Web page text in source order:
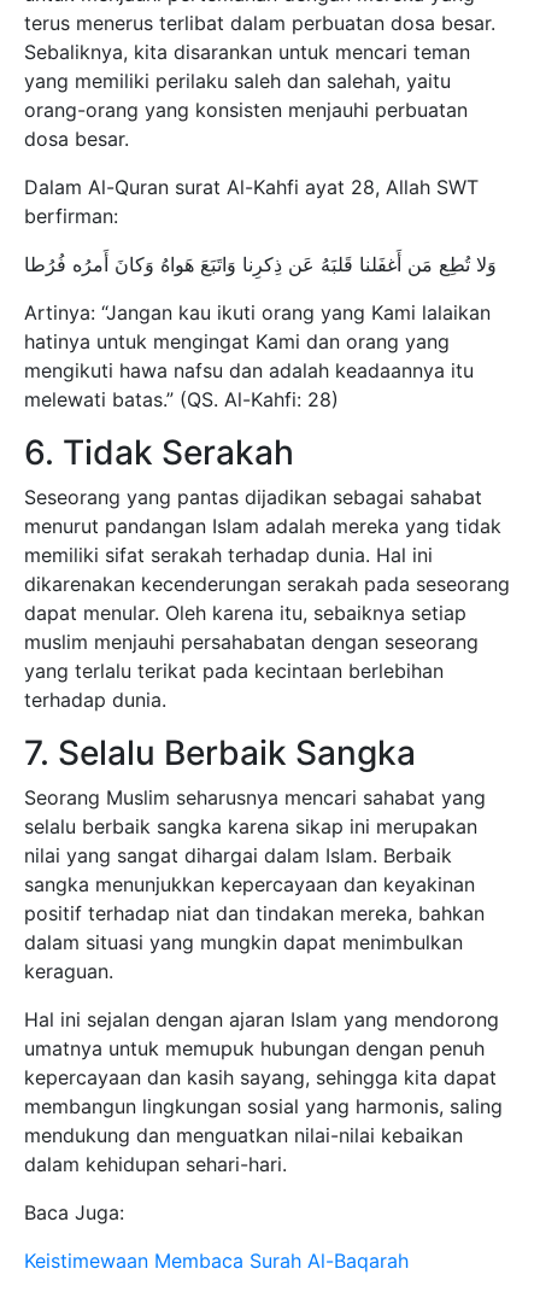
terus menerus terlibat dalam perbuatan dosa besar.
Sebaliknya, kita disarankan untuk mencari teman
yang memiliki perilaku saleh dan salehah, yaitu
orang-orang yang konsisten menjauhi perbuatan
dosa besar.
Dalam Al-Quran surat Al-Kahfi ayat 28, Allah SWT
berfirman:
وَلا تُطِع مَن أَغفَلنا قَلبَهُ عَن ذِكرِنا وَاتَبَعَ هَواهُ وَكانَ أَمرُه فُرُطا
Artinya: “Jangan kau ikuti orang yang Kami lalaikan
hatinya untuk mengingat Kami dan orang yang
mengikuti hawa nafsu dan adalah keadaannya itu
melewati batas.” (QS. Al-Kahfi: 28)
6. Tidak Serakah
Seseorang yang pantas dijadikan sebagai sahabat
menurut pandangan Islam adalah mereka yang tidak
memiliki sifat serakah terhadap dunia. Hal ini
dikarenakan kecenderungan serakah pada seseorang
dapat menular. Oleh karena itu, sebaiknya setiap
muslim menjauhi persahabatan dengan seseorang
yang terlalu terikat pada kecintaan berlebihan
terhadap dunia.
7. Selalu Berbaik Sangka
Seorang Muslim seharusnya mencari sahabat yang
selalu berbaik sangka karena sikap ini merupakan
nilai yang sangat dihargai dalam Islam. Berbaik
sangka menunjukkan kepercayaan dan keyakinan
positif terhadap niat dan tindakan mereka, bahkan
dalam situasi yang mungkin dapat menimbulkan
keraguan.
Hal ini sejalan dengan ajaran Islam yang mendorong
umatnya untuk memupuk hubungan dengan penuh
kepercayaan dan kasih sayang, sehingga kita dapat
membangun lingkungan sosial yang harmonis, saling
mendukung dan menguatkan nilai-nilai kebaikan
dalam kehidupan sehari-hari.
Baca Juga:
Keistimewaan Membaca Surah Al-Baqarah